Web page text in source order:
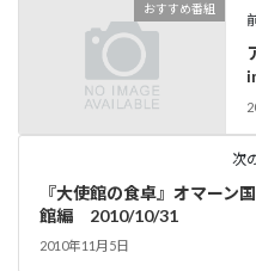
おすすめ番組
次
『大使館の食卓』オマーン
館編 2010/10/31
2010年11月5日